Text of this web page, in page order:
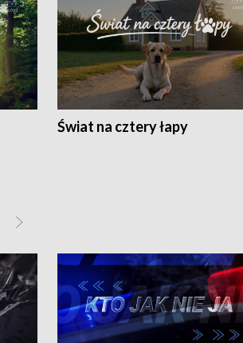
Świat na cztery łapy